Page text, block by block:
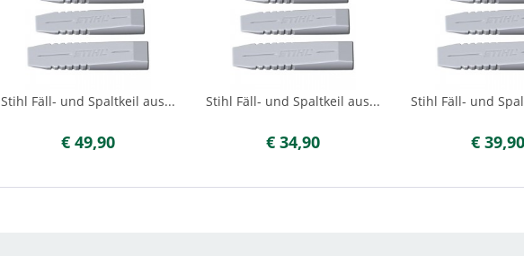
Stihl Fäll- und Spaltkeil aus...
€ 49,90
Stihl Fäll- und Spaltkeil aus...
€ 34,90
Stihl Fäll- und
€ 39,90